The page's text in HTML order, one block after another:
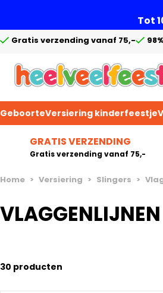
Tot
Gratis verzending vanaf 75,-
GeboorteVersiering kinderfeestje
GRATIS VERZENDING
Gratis verzending vanaf 75,-
Home > Versiering > Slingers >
VLAGGENLIJNEN
30 producten